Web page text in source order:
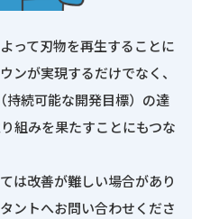
って刃物を再生することに
ンが実現するだけでなく、
持続可能な開発目標）の達
組みを果たすことにもつな
は改善が難しい場合があり
ントへお問い合わせくださ